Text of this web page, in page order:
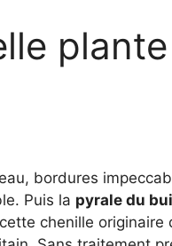
bordures
Puis la pyrale du
chenille originaire